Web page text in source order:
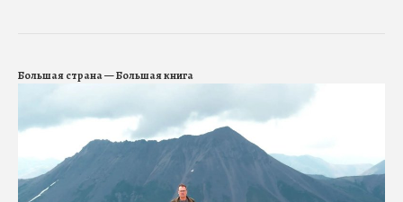
Большая страна — Большая книга